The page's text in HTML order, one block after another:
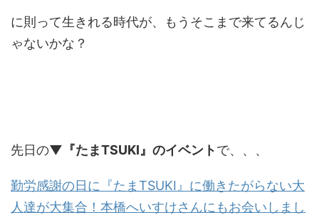
に則って生きれる時代が、もうそこまで来てるんじ
ゃないかな？
先日の▼『たまTSUKI』のイベントで、、、
勤労感謝の日に『たまTSUKI』に働きたがらない大
人達が大集合！本橋へいすけさんにもお会いしまし